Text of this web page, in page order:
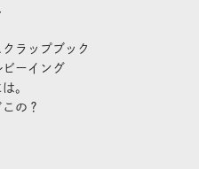
ラップブック
ーイング
。
の？